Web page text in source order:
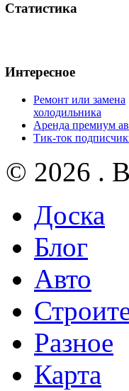
Статистика
Интересное
Ремонт или замена
холодильника
Аренда премиум
Тик-ток
© 2026 .
Доска
Блог
Авто
Разное
Карта